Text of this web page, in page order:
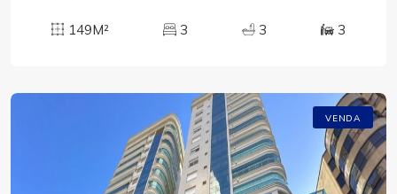
149M² 3 3 3
VENDA